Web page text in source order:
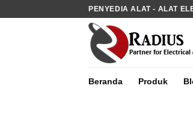
PENYEDIA ALAT - ALAT
Beranda Produk